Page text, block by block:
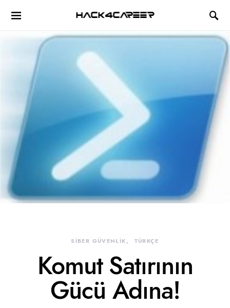
Hack4Career
SİBER GÜVENLİK TÜRKÇE
Komut Satırının
Gücü Adına!